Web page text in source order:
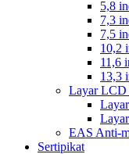
5,8
7,3
7,5
10,2
11,6
13,3
Layar LCD
EAS Anti-
Sertipikat